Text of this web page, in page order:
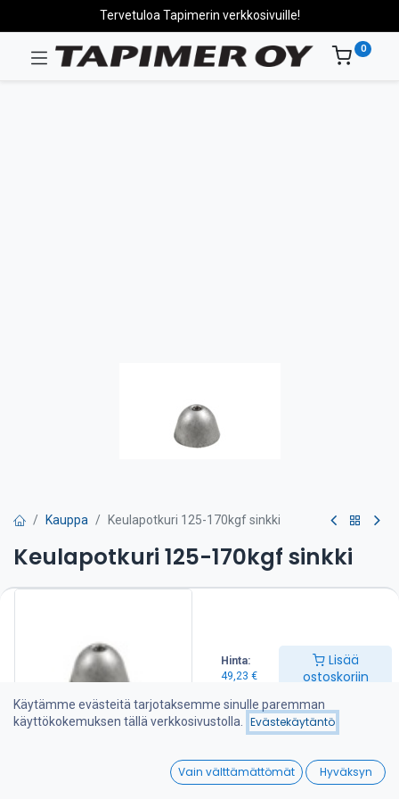
Hinta:
49,23 €
Lisää
ostoskoriin
Wishlist
Tervetuloa Tapimerin verkkosivuille!
0
Kauppa Keulapotkuri 125-170kgf sinkki
Keulapotkuri 125-170kgf sinkki
Sisältää kiinnitysmutterin ja kuusiokolopultin.
Lisää ostoskoriin
Lisää toivelistalle
Käytämme evästeitä tarjotaksemme sinulle paremman
käyttökokemuksen tällä verkkosivustolla.
Evästekäytäntö
Vain välttämättömät Hyväksyn